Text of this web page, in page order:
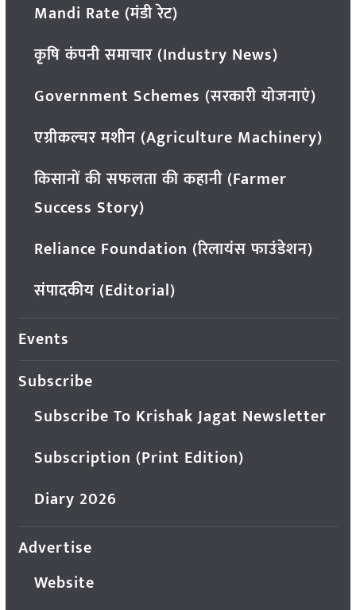
Mandi Rate (मंडी रेट)
कृषि कंपनी समाचार (Industry News)
Government Schemes (सरकारी योजनाएं)
एग्रीकल्चर मशीन (Agriculture Machinery)
किसानों की सफलता की कहानी (Farmer
Success Story)
Reliance Foundation (रिलायंस फाउंडेशन)
संपादकीय (Editorial)
Events
Subscribe
Subscribe To Krishak Jagat Newsletter
Subscription (Print Edition)
Diary 2026
Advertise
Website